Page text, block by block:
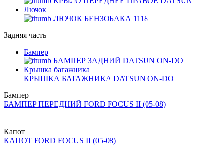
Лючок
ЛЮЧОК БЕНЗОБАКА 1118
Задняя часть
Бампер
БАМПЕР ЗАДНИЙ DATSUN ON-DO
Крышка багажника
КРЫШКА БАГАЖНИКА DATSUN ON-DO
Бампер
БАМПЕР ПЕРЕДНИЙ FORD FOCUS II (05-08)
Капот
КАПОТ FORD FOCUS II (05-08)